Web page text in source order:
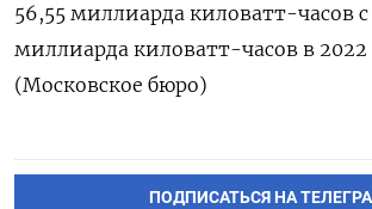
56,55 миллиарда киловатт-часов с
миллиарда киловатт-часов в 2022
(Московское бюро)
ПОДПИСАТЬСЯ НА